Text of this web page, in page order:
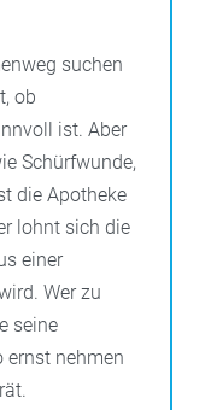
suchen
ob
ist. Aber
Schürfwunde,
die Apotheke
lohnt sich die
einer
Wer zu
seine
ernst nehmen